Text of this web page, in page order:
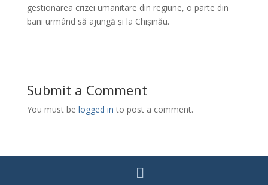
gestionarea crizei umanitare din regiune, o parte din
bani urmând să ajungă și la Chișinău.
Submit a Comment
You must be logged in to post a comment.